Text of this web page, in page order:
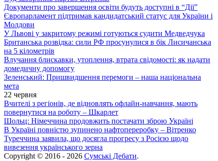
Документи про завершення освіти будуть доступні в “Дії”
Європарламент підтримав кандидатський статус для України і
Молдови
У Львові у закритому режимі готуються судити Медведчука
Британська розвідка: сили РФ просунулися в бік Лисичанська
на 5 кілометрів
Влучання блискавки, утоплення, втрата свідомості: як надати
домедичну допомогу
Зеленський: Пришвидшення перемоги – наша національна
мета
22 червня
Вчителі з регіонів, де відновлять офлайн-навчання, мають
повернутися на роботу – Шкарлет
Шольц: Німеччина продовжить постачати зброю Україні
В Україні повністю зупинено нафтопереробку – Вітренко
Туреччина заявила, що досягла прогресу з Росією щодо
вивезення українського зерна
Copyright © 2016 - 2026 Сумські Дебати.